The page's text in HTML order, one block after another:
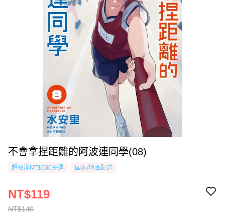
不會拿捏距離的阿波連同學(08)
超取滿NT$500免運 國家/地區配送
NT$140
NT$119